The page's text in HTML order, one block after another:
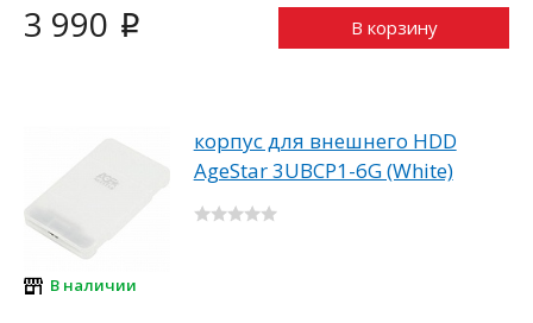
3 990 i В корзину
В наличии
корпус для внешнего HDD
AgeStar 3UBCP1-6G (White)